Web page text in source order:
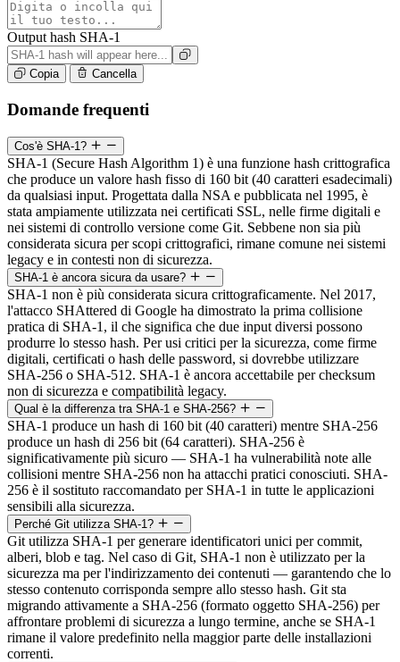
Output hash SHA-1
Copia Cancella
Domande frequenti
Cos'è SHA-1?
SHA-1 (Secure Hash Algorithm 1) è una funzione hash crittografica
che produce un valore hash fisso di 160 bit (40 caratteri esadecimali)
da qualsiasi input. Progettata dalla NSA e pubblicata nel 1995, è
stata ampiamente utilizzata nei certificati SSL, nelle firme digitali e
nei sistemi di controllo versione come Git. Sebbene non sia più
considerata sicura per scopi crittografici, rimane comune nei sistemi
legacy e in contesti non di sicurezza.
SHA-1 è ancora sicura da usare?
SHA-1 non è più considerata sicura crittograficamente. Nel 2017,
l'attacco SHAttered di Google ha dimostrato la prima collisione
pratica di SHA-1, il che significa che due input diversi possono
produrre lo stesso hash. Per usi critici per la sicurezza, come firme
digitali, certificati o hash delle password, si dovrebbe utilizzare
SHA-256 o SHA-512. SHA-1 è ancora accettabile per checksum
non di sicurezza e compatibilità legacy.
Qual è la differenza tra SHA-1 e SHA-256?
SHA-1 produce un hash di 160 bit (40 caratteri) mentre SHA-256
produce un hash di 256 bit (64 caratteri). SHA-256 è
significativamente più sicuro — SHA-1 ha vulnerabilità note alle
collisioni mentre SHA-256 non ha attacchi pratici conosciuti. SHA-
256 è il sostituto raccomandato per SHA-1 in tutte le applicazioni
sensibili alla sicurezza.
Perché Git utilizza SHA-1?
Git utilizza SHA-1 per generare identificatori unici per commit,
alberi, blob e tag. Nel caso di Git, SHA-1 non è utilizzato per la
sicurezza ma per l'indirizzamento dei contenuti — garantendo che lo
stesso contenuto corrisponda sempre allo stesso hash. Git sta
migrando attivamente a SHA-256 (formato oggetto SHA-256) per
affrontare problemi di sicurezza a lungo termine, anche se SHA-1
rimane il valore predefinito nella maggior parte delle installazioni
correnti.